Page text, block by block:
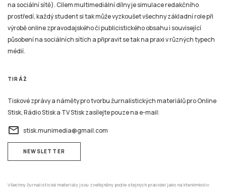
na sociální sítě). Cílem multimediální dílny je simulace redakčního
prostředí, každý student si tak může vyzkoušet všechny základní role při
výrobě online zpravodajského či publicistického obsahu i související
působení na sociálních sítích a připravit se tak na praxi v různých typech
médií.
TIRÁŽ
Tiskové zprávy a náměty pro tvorbu žurnalistických materiálů pro Online
Stisk, Rádio Stisk a TV Stisk zasílejte pouze na e-mail:
email stisk.munimedia@gmail.com
NEWSLETTER
Všechny žurnalistické materiály jsou zveřejněny podle stejných pravidel jako na kterémkoliv